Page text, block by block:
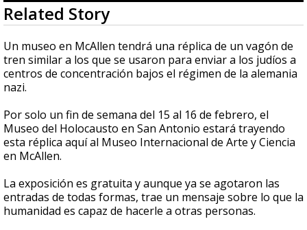
0
seconds
of
2
minutes,
20
seconds
Related Story
Un museo en McAllen tendrá una réplica de un vagón de
tren similar a los que se usaron para enviar a los judíos a
centros de concentración bajos el régimen de la alemania
nazi.
Por solo un fin de semana del 15 al 16 de febrero, el
Museo del Holocausto en San Antonio estará trayendo
esta réplica aquí al Museo Internacional de Arte y Ciencia
en McAllen.
La exposición es gratuita y aunque ya se agotaron las
entradas de todas formas, trae un mensaje sobre lo que la
humanidad es capaz de hacerle a otras personas.